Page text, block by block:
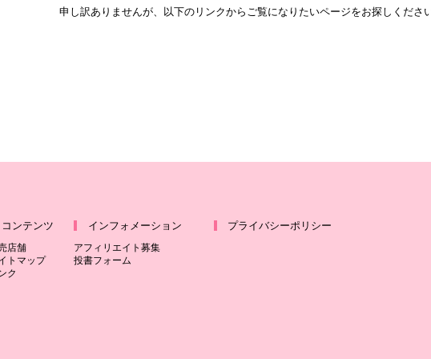
申し訳ありませんが、以下のリンクからご覧になりたいページをお探しくださ
コンテンツ
店舗
トマップ
ク
インフォメーション
アフィリエイト募集
投書フォーム
プライバシーポリシー